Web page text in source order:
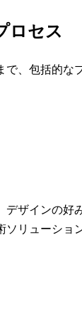
ロセス
で、包括的な
デザインの好
リューショ